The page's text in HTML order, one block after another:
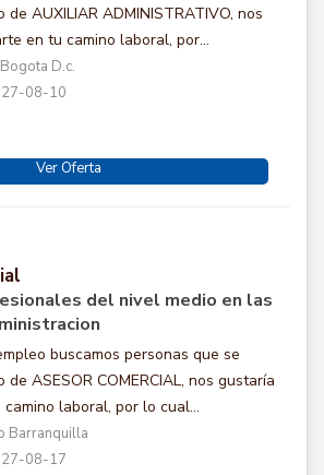
AUXILIAR ADMINISTRATIVO, nos
en tu camino laboral, por...
D.c.
08-10
Ver Oferta
del nivel medio en las
buscamos personas que se
ASESOR COMERCIAL, nos gustaría
laboral, por lo cual...
Barranquilla
08-17